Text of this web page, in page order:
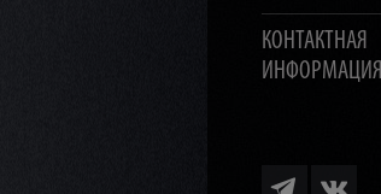
КОНТАКТНАЯ
ИНФОРМАЦИЯ